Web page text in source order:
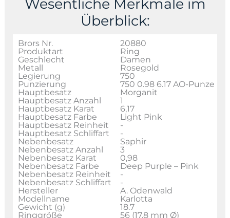
Wesentliche Merkmale im
Überblick:
Brors Nr.
20880
Produktart
Ring
Geschlecht
Damen
Metall
Rosegold
Legierung
750
Punzierung
750 0.98 6.17 AO-Punze
Hauptbesatz
Morganit
Hauptbesatz Anzahl
1
Hauptbesatz Karat
6,17
Hauptbesatz Farbe
Light Pink
Hauptbesatz Reinheit
-
Hauptbesatz Schliffart
-
Nebenbesatz
Saphir
Nebenbesatz Anzahl
3
Nebenbesatz Karat
0,98
Nebenbesatz Farbe
Deep Purple – Pink
Nebenbesatz Reinheit
-
Nebenbesatz Schliffart
-
Hersteller
A. Odenwald
Modellname
Karlotta
Gewicht (g)
18.7
Ringgröße
56 (17,8 mm Ø)